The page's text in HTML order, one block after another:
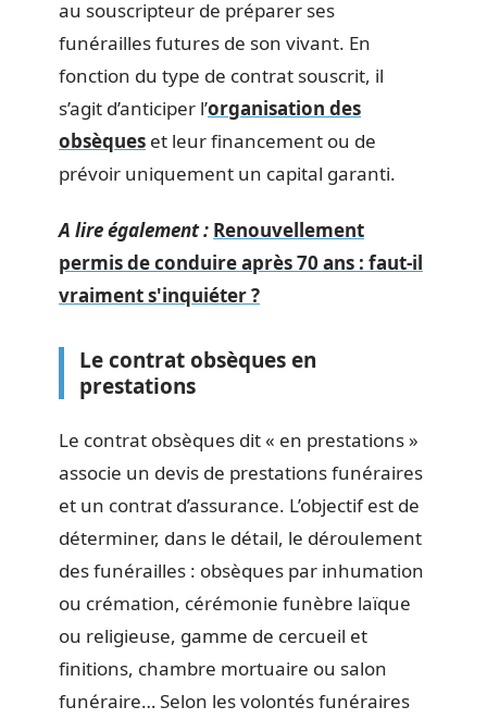
au souscripteur de préparer ses
funérailles futures de son vivant. En
fonction du type de contrat souscrit, il
s’agit d’anticiper l’organisation des
obsèques et leur financement ou de
prévoir uniquement un capital garanti.
A lire également : Renouvellement
permis de conduire après 70 ans : faut-il
vraiment s'inquiéter ?
Le contrat obsèques en
prestations
Le contrat obsèques dit « en prestations »
associe un devis de prestations funéraires
et un contrat d’assurance. L’objectif est de
déterminer, dans le détail, le déroulement
des funérailles : obsèques par inhumation
ou crémation, cérémonie funèbre laïque
ou religieuse, gamme de cercueil et
finitions, chambre mortuaire ou salon
funéraire… Selon les volontés funéraires